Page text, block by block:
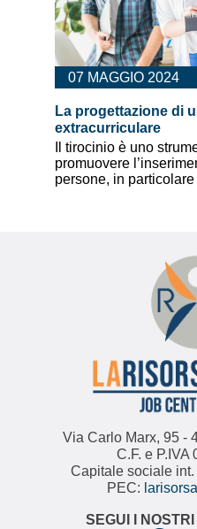
07 MAGGIO 2024
La progettazione di
extracurriculare
Il tirocinio è uno
promuovere
persone, in
Via Carlo Marx, 95 -
C.F. e P.IVA
Capitale sociale
PEC:
SEGUI I